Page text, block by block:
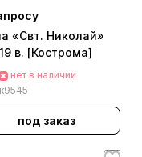
«Свт. Николай»
в. [Кострома]
нет в наличии
под заказ